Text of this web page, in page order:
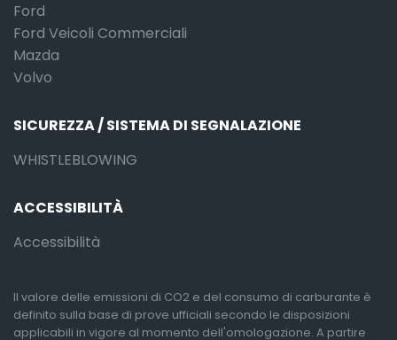
Ford
Ford Veicoli Commerciali
Mazda
Volvo
SICUREZZA / SISTEMA DI SEGNALAZIONE
WHISTLEBLOWING
ACCESSIBILITÀ
Accessibilità
Il valore delle emissioni di CO2 e del consumo di carburante è
definito sulla base di prove ufficiali secondo le disposizioni
applicabili in vigore al momento dell'omologazione. A partire